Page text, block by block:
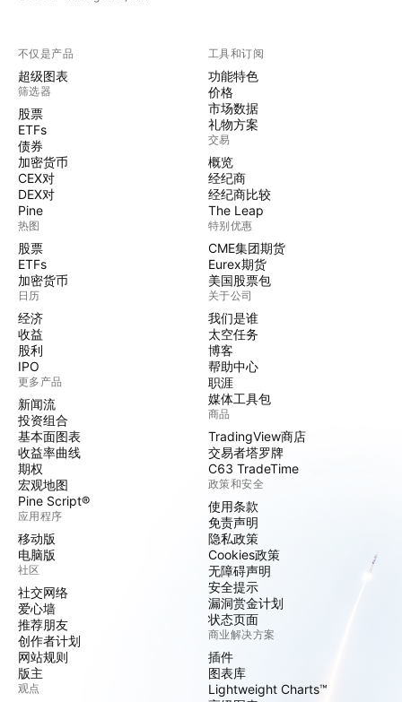
不仅是产品
超级图表
筛选器
股票
ETFs
债券
加密货币
CEX对
DEX对
Pine
热图
股票
ETFs
加密货币
日历
经济
收益
股利
IPO
更多产品
新闻流
投资组合
基本面图表
收益率曲线
期权
宏观地图
Pine Script®
应用程序
移动版
电脑版
社区
社交网络
爱心墙
推荐朋友
创作者计划
网站规则
版主
观点
工具和订阅
功能特色
价格
市场数据
礼物方案
交易
概览
经纪商
经纪商比较
The Leap
特别优惠
CME集团期货
Eurex期货
美国股票包
关于公司
我们是谁
太空任务
博客
帮助中心
职涯
媒体工具包
商品
TradingView商店
交易者塔罗牌
C63 TradeTime
政策和安全
使用条款
免责声明
隐私政策
Cookies政策
无障碍声明
安全提示
漏洞赏金计划
状态页面
商业解决方案
插件
图表库
Lightweight Charts™